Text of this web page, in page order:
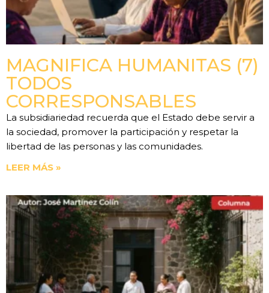
MAGNIFICA HUMANITAS (7)
TODOS
CORRESPONSABLES
La subsidiariedad recuerda que el Estado debe servir a
la sociedad, promover la participación y respetar la
libertad de las personas y las comunidades.
LEER MÁS »